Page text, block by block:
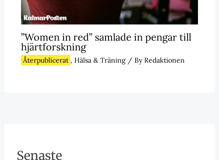
”Women in red” samlade in pengar till
hjärtforskning
Återpublicerat , Hälsa & Träning/ ByRedaktionen
Senaste